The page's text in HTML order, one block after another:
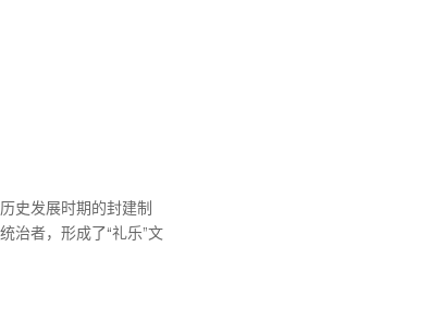
史发展时期的封建制
治者，形成了“礼乐”文